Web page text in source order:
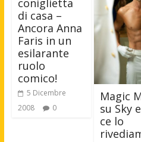
coniglietta
di casa –
Ancora Anna
Faris in un
esilarante
ruolo
comico!
5 Dicembre
2008
0
Magic
su Sky
ce lo